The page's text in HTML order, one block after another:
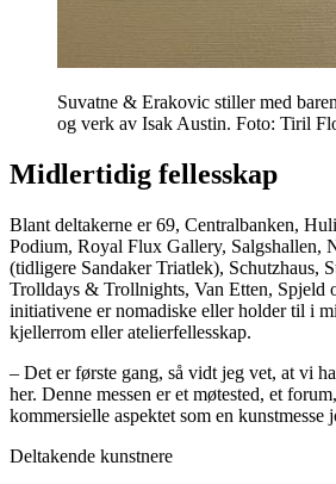
Suvatne & Erakovic stiller med
og verk av Isak Austin. Foto: Tiril
Midlertidig fellesskap
Blant deltakerne er 69, Centralbanken,
Podium, Royal Flux Gallery, Salgshallen,
(tidligere Sandaker Triatlek), Schutzhaus,
Trolldays & Trollnights, Van Etten, Spjeld
initiativene er nomadiske eller holder til i
kjellerrom eller atelierfellesskap.
– Det er første gang, så vidt jeg vet, at vi
her. Denne messen er et møtested, et
kommersielle aspektet som en kunstmesse
Deltakende kunstnere